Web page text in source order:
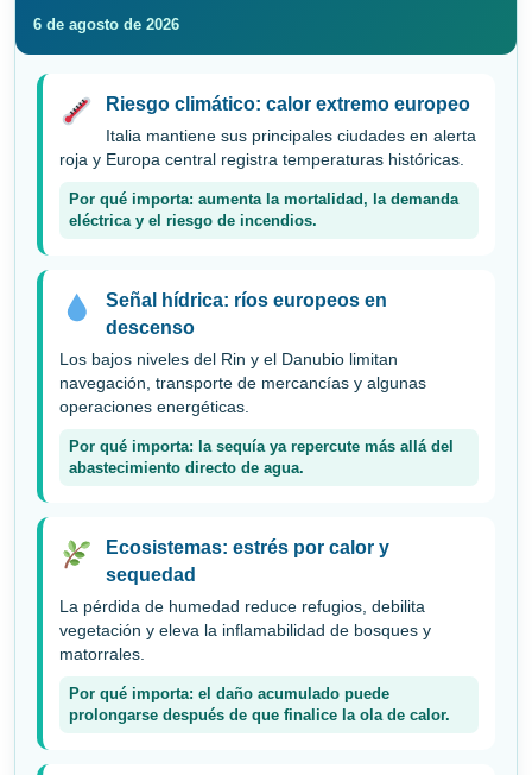
6 de agosto de 2026
Riesgo climático: calor extremo europeo
Italia mantiene sus principales ciudades en alerta
roja y Europa central registra temperaturas históricas.
Por qué importa: aumenta la mortalidad, la demanda
eléctrica y el riesgo de incendios.
Señal hídrica: ríos europeos en
descenso
Los bajos niveles del Rin y el Danubio limitan
navegación, transporte de mercancías y algunas
operaciones energéticas.
Por qué importa: la sequía ya repercute más allá del
abastecimiento directo de agua.
Ecosistemas: estrés por calor y
sequedad
La pérdida de humedad reduce refugios, debilita
vegetación y eleva la inflamabilidad de bosques y
matorrales.
Por qué importa: el daño acumulado puede
prolongarse después de que finalice la ola de calor.